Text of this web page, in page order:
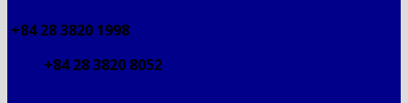
+84 28 3820 1998
+84 28 3820 8052